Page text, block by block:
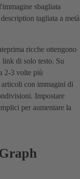
sbagliata
tagliata a metà
ricche ottengono
link di solo testo. Su
2-3 volte più
con immagini di
Impostare
per aumentare la